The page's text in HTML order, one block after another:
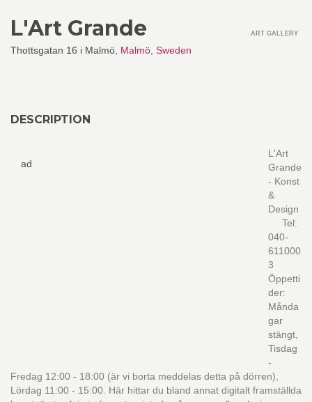
L'Art Grande
Thottsgatan 16 i Malmö, Malmö Sweden
ART GALLERY
DESCRIPTION
ad
L'Art
Grande
- Konst
&
Design
Tel:
040-
611000
3
Öppetti
der:
Månda
gar
stängt,
Tisdag
-
Fredag 12:00 - 18:00 (är vi borta meddelas detta på dörren),
Lördag 11:00 - 15:00. Här hittar du bland annat digitalt framställda